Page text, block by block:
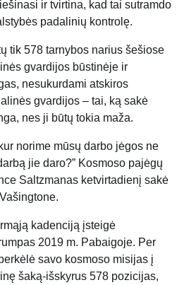
ir tvirtina, kad tai sutramdo
padalinių kontrolę.
tik 578 tarnybos narius šešiose
gvardijos būstinėje ir
nesukurdami atskiros
gvardijos – tai, ką sakė
nes ji būtų tokia maža.
norime mūsų darbo jėgos ne
jie daro?” Kosmoso pajėgų
Saltzmanas ketvirtadienį sakė
kadenciją įsteigė
2019 m. Pabaigoje. Per
savo kosmoso misijas į
šaką-išskyrus 578 pozicijas,